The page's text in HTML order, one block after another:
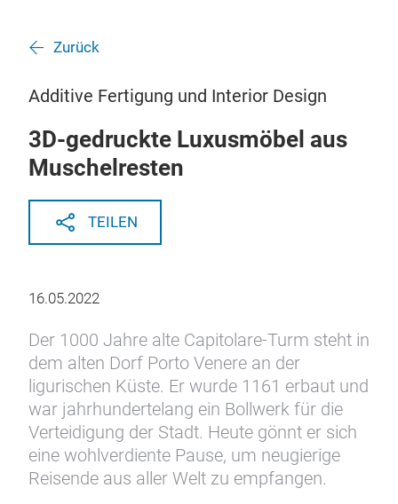
Zurück
Additive Fertigung und Interior Design
3D-gedruckte Luxusmöbel aus
Muschelresten
TEILEN
16.05.2022
Der 1000 Jahre alte Capitolare-Turm steht in
dem alten Dorf Porto Venere an der
ligurischen Küste. Er wurde 1161 erbaut und
war jahrhundertelang ein Bollwerk für die
Verteidigung der Stadt. Heute gönnt er sich
eine wohlverdiente Pause, um neugierige
Reisende aus aller Welt zu empfangen.